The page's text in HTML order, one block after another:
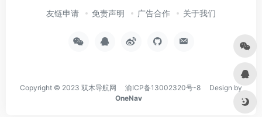
友链申请 免责声明 广告合作 关于我们
Copyright © 2023 双木导航网 渝ICP备13002320号-8 Design by
OneNav